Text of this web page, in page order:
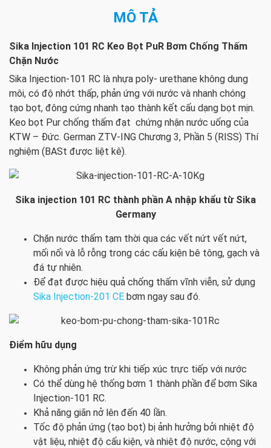
lượng
MÔ TẢ
Sika Injection 101 RC Keo Bọt PuR Bơm Chống Thấm
Chặn Nước
Sika Injection-101 RC là nhựa poly- urethane không dung
môi, có độ nhớt thấp, phản ứng với nước và nhanh chóng
tạo bọt, đông cứng nhanh tạo thành kết cấu dạng bọt mịn.
Keo bọt Pur chống thấm đạt chứng nhận nước uống của
KTW – Đức. German ZTV-ING Chương 3, Phần 5 (RISS) Thí
nghiệm (BASt được liệt kê).
Sika injection 101 RC thành phần A nhập khẩu từ Sika
Germany
Chặn nước thấm tạm thời qua các vết nứt vết nứt,
mối nối và lỗ rỗng trong các cấu kiện bê tông, gạch và
đá tự nhiên.
Để đạt được hiệu quả chống thấm vĩnh viễn, sử dụng
Sika Injection-201 CE bơm ngay sau đó.
Điểm hữu dụng
Không phản ứng trừ khi tiếp xúc trực tiếp với nước
Có thể dùng hệ thống bơm 1 thành phần để bơm Sika
Injection-101 RC.
Khả năng giãn nở lên đến 40 lần.
Tốc độ phản ứng (tạo bọt) bị ảnh hưởng bởi nhiệt độ
vật liệu, nhiệt độ cấu kiện, và nhiệt độ nước, cộng với